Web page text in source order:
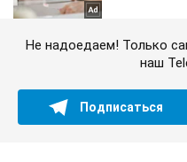
Не надоедаем! Только
наш
Подписаться